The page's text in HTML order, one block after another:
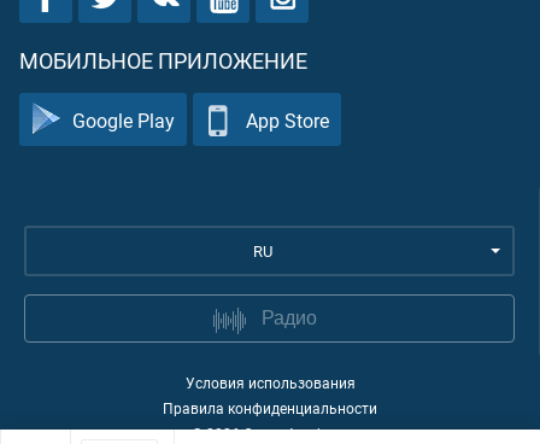
МОБИЛЬНОЕ ПРИЛОЖЕНИЕ
Google Play App Store
RU
Радио
Условия использования
Правила конфиденциальности
©2026Quran Academy